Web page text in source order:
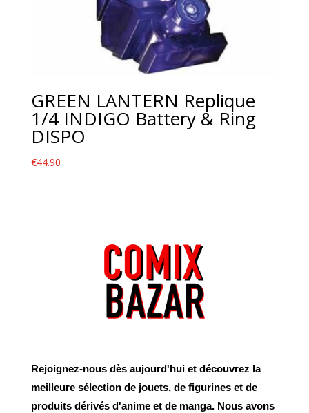
GREEN LANTERN Replique
1/4 INDIGO Battery & Ring
DISPO
€44.90
Rejoignez-nous dès aujourd'hui et découvrez la
meilleure sélection de jouets, de figurines et de
produits dérivés d'anime et de manga. Nous avons